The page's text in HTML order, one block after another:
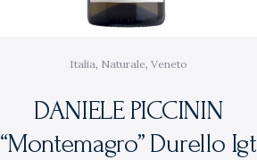
Italia, Naturale,Veneto
DANIELE PICCININ
“Montemagro” Durello Igt